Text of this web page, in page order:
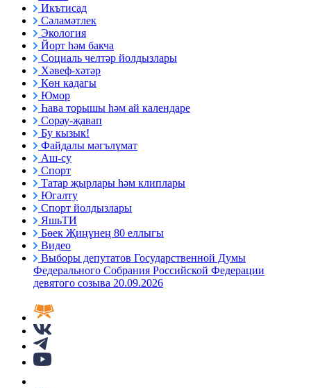
Икътисад
Сәламәтлек
Экология
Йорт һәм бакча
Социаль челтәр йолдызлары
Хәвеф-хәтәр
Көн кадагы
Юмор
Һава торышы һәм ай календаре
Сорау-җавап
Бу кызык!
Файдалы мәгълүмат
Аш-су
Спорт
Татар җырлары һәм клиплары
Югалту
Спорт йолдызлары
ЯшьТИ
Бөек Җиңүнең 80 еллыгы
Видео
Выборы депутатов Государственной Думы
Федерального Собрания Российской Федерации
девятого созыва 20.09.2026